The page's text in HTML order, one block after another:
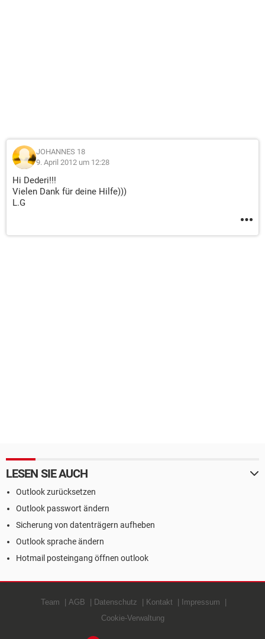
JOHANNES 18
9. April 2012 um 12:28
Hi Dederi!!!
Vielen Dank für deine Hilfe)))
L.G
LESEN SIE AUCH
Outlook zurücksetzen
Outlook passwort ändern
Sicherung von datenträgern aufheben
Outlook sprache ändern
Hotmail posteingang öffnen outlook
Team AGB Datenschutz Kontakt
Impressum
Cookie-Verwaltung